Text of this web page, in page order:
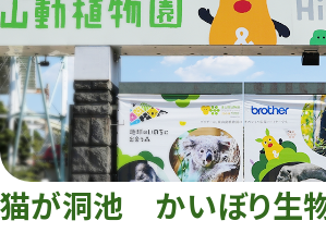
動物園
再生プ
環境
猫が洞池 かいぼり生